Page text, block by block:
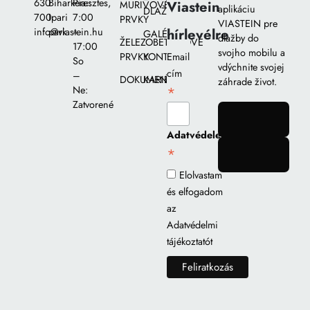
630
700
info@viastein.hu
Biharkeresztes,
Ipari
park
Pia::
7:00
–
17:00
So
–
Ne:
Zatvorené
MURIVOVÉ
PRVKY
ŽELEZOBETÓNOVÉ
PRVKY
DOKUMENTY
DLAŽIEB
GALÉRIA
KONTAKT
KARIÉRA
Viastein
hírlevélre
Email
cím
*
Adatvédelem
*
Elolvastam
és elfogadom
az
Adatvédelmi
tájékoztatót
aplikáciu
VIASTEIN pre
dlažby do
svojho mobilu a
vdýchnite svojej
záhrade život.